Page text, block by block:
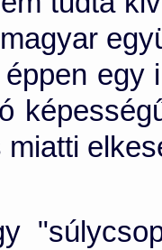
egy